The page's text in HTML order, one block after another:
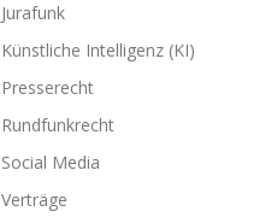
Jurafunk
Künstliche Intelligenz (KI)
Presserecht
Rundfunkrecht
Social Media
Verträge